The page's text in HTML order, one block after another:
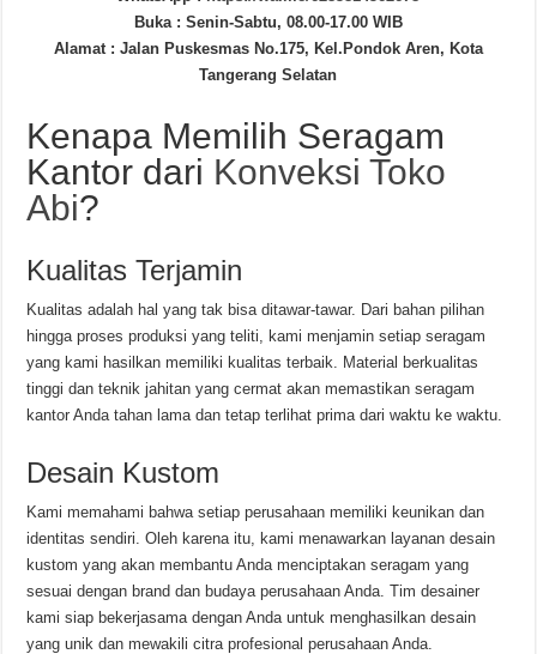
Buka : Senin-Sabtu, 08.00-17.00 WIB
Alamat : Jalan Puskesmas No.175, Kel.Pondok Aren, Kota
Tangerang Selatan
Kenapa Memilih Seragam
Kantor dari Konveksi Toko
Abi?
Kualitas Terjamin
Kualitas adalah hal yang tak bisa ditawar-tawar. Dari bahan pilihan
hingga proses produksi yang teliti, kami menjamin setiap seragam
yang kami hasilkan memiliki kualitas terbaik. Material berkualitas
tinggi dan teknik jahitan yang cermat akan memastikan seragam
kantor Anda tahan lama dan tetap terlihat prima dari waktu ke waktu.
Desain Kustom
Kami memahami bahwa setiap perusahaan memiliki keunikan dan
identitas sendiri. Oleh karena itu, kami menawarkan layanan desain
kustom yang akan membantu Anda menciptakan seragam yang
sesuai dengan brand dan budaya perusahaan Anda. Tim desainer
kami siap bekerjasama dengan Anda untuk menghasilkan desain
yang unik dan mewakili citra profesional perusahaan Anda.